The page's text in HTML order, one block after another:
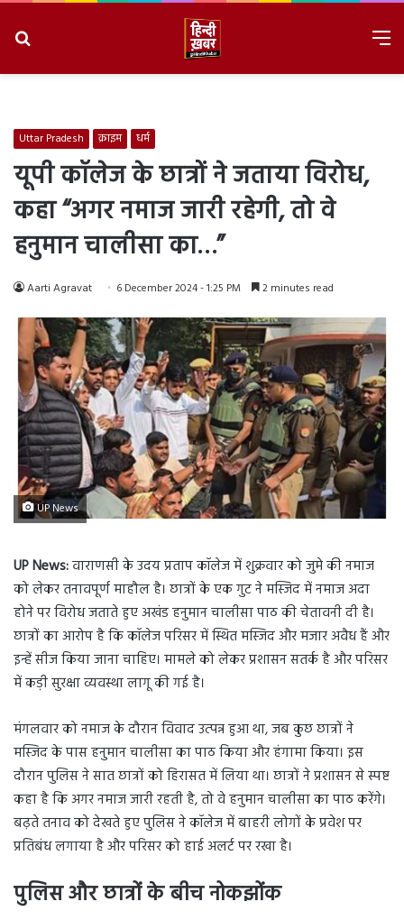
Uttar Pradesh क्राइम धर्म
यूपी कॉलेज के छात्रों ने जताया विरोध,
कहा “अगर नमाज जारी रहेगी, तो वे
हनुमान चालीसा का…”
Aarti Agravat 6 December 2024 - 1:25 PM 2 minutes read
UP News
UP News:वाराणसी के उदय प्रताप कॉलेज में शुक्रवार को जुमे की नमाज
को लेकर तनावपूर्ण माहौल है। छात्रों के एक गुट ने मस्जिद में नमाज अदा
होने पर विरोध जताते हुए अखंड हनुमान चालीसा पाठ की चेतावनी दी है।
छात्रों का आरोप है कि कॉलेज परिसर में स्थित मस्जिद और मजार अवैध हैं और
इन्हें सीज किया जाना चाहिए। मामले को लेकर प्रशासन सतर्क है और परिसर
में कड़ी सुरक्षा व्यवस्था लागू की गई है।
मंगलवार को नमाज के दौरान विवाद उत्पन्न हुआ था, जब कुछ छात्रों ने
मस्जिद के पास हनुमान चालीसा का पाठ किया और हंगामा किया। इस
दौरान पुलिस ने सात छात्रों को हिरासत में लिया था। छात्रों ने प्रशासन से स्पष्ट
कहा है कि अगर नमाज जारी रहती है, तो वे हनुमान चालीसा का पाठ करेंगे।
बढ़ते तनाव को देखते हुए पुलिस ने कॉलेज में बाहरी लोगों के प्रवेश पर
प्रतिबंध लगाया है और परिसर को हाई अलर्ट पर रखा है।
पुलिस और छात्रों के बीच नोकझोंक